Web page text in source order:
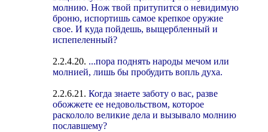
молнию. Нож твой притупится о невидимую
броню, испортишь самое крепкое оружие
свое. И куда пойдешь, выщербленный и
испепеленный?
2.2.4.20. ...пора поднять народы мечом или
молнией, лишь бы пробудить вопль духа.
2.2.6.21. Когда знаете заботу о вас, разве
обожжете ее недовольством, которое
раскололо великие дела и вызывало молнию
пославшему?